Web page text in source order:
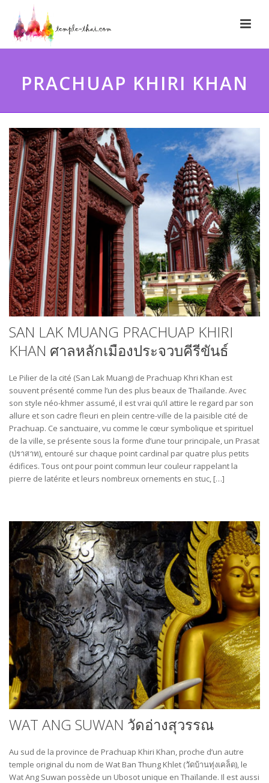
PRACHUAP KHIRI KHAN
SAN LAK MUANG PRACHUAP KHIRI
KHAN ศาลหลักเมืองประจวบคีรีขันธ์
Le Pilier de la cité (San Lak Muang) de Prachuap Khri Khan est
souvent présenté comme l’un des plus beaux de Thaïlande. Avec
son style néo-khmer assumé, il est vrai qu’il attire le regard par son
allure et son cadre fleuri en plein centre-ville de la paisible cité de
Prachuap. Ce sanctuaire, vu comme le cœur symbolique et spirituel
de la ville, se présente sous la forme d’une tour principale, un Prasat
(ปราสาท), entouré sur chaque point cardinal par quatre plus petits
édifices. Tous ont pour point commun leur couleur rappelant la
pierre de latérite et leurs nombreux ornements en stuc, […]
WAT ANG SUWAN วัดอ่างสุวรรณ
Au sud de la province de Prachuap Khiri Khan, proche d’un autre
temple original du nom de Wat Ban Thung Khlet (วัดบ้านทุ่งเคล็ด), le
Wat Ang Suwan possède un Ubosot unique en Thaïlande. Il est aussi